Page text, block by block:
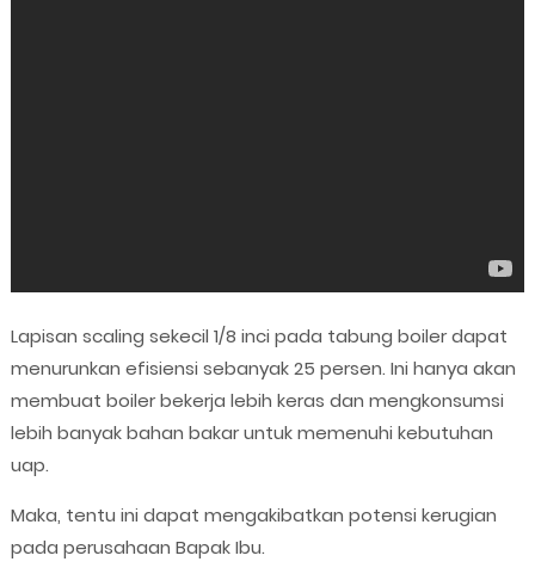
Lapisan scaling sekecil 1/8 inci pada tabung boiler dapat
menurunkan efisiensi sebanyak 25 persen. Ini hanya akan
membuat boiler bekerja lebih keras dan mengkonsumsi
lebih banyak bahan bakar untuk memenuhi kebutuhan
uap.
Maka, tentu ini dapat mengakibatkan potensi kerugian
pada perusahaan Bapak Ibu.